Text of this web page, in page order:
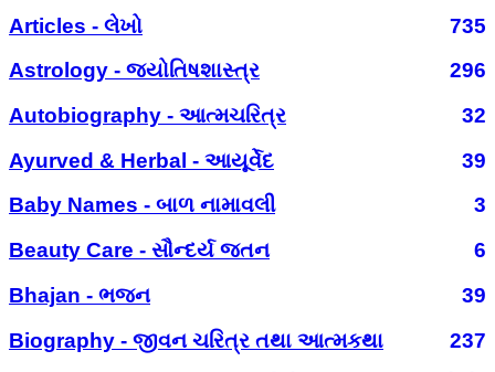
Articles - લેખો
735
Astrology - જ્યોતિષશાસ્ત્ર
296
Autobiography - આત્મચરિત્ર
32
Ayurved & Herbal - આયૂર્વેદ
39
Baby Names - બાળ નામાવલી
3
Beauty Care - સૌન્દર્ય જતન
6
Bhajan - ભજન
39
Biography - જીવન ચરિત્ર તથા આત્મકથા
237